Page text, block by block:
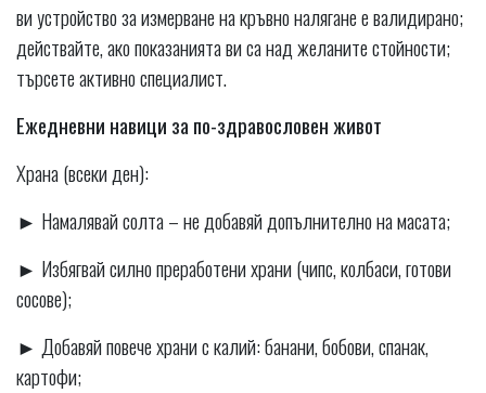
ви устройство за измерване на кръвно налягане е валидирано;
действайте, ако показанията ви са над желаните стойности;
търсете активно специалист.
Ежедневни навици за по-здравословен живот
Храна (всеки ден):
► Намалявай солта – не добавяй допълнително на масата;
► Избягвай силно преработени храни (чипс, колбаси, готови
сосове);
► Добавяй повече храни с калий: банани, бобови, спанак,
картофи;